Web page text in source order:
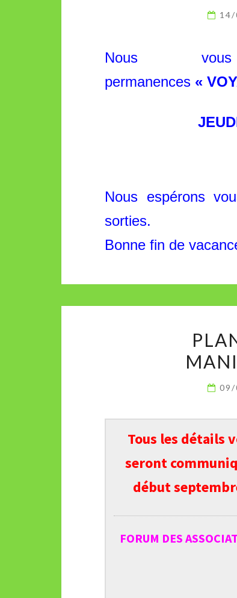
Nous
permanences «
Nous espérons
sorties.
Bonne fin de
09/
Tous les détails
seront
début
FORUM DES